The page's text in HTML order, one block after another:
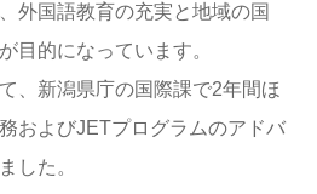
外国語教育の充実と地域の国
目的になっています。
、新潟県庁の国際課で2年間ほ
およびJETプログラムのアドバ
した。